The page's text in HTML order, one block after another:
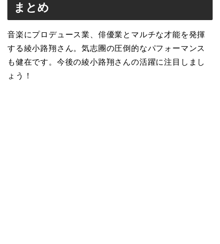
まとめ
音楽にプロデュース業、俳優業とマルチな才能を発揮
する綾小路翔さん。気志團の圧倒的なパフォーマンス
も健在です。今後の綾小路翔さんの活躍に注目しまし
ょう！